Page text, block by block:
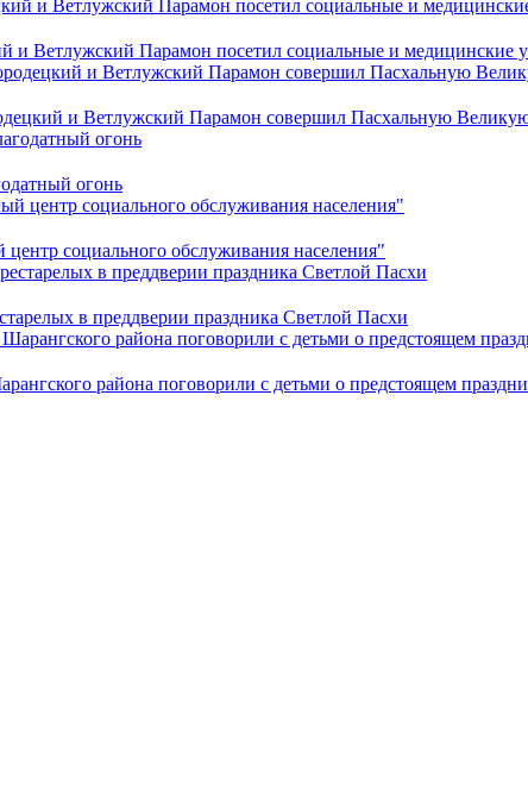
и Ветлужский Парамон посетил социальные и медицинские
и Ветлужский Парамон совершил Пасхальную
огонь
социального обслуживания населения"
в преддверии праздника Светлой Пасхи
района поговорили с детьми о предстоящем